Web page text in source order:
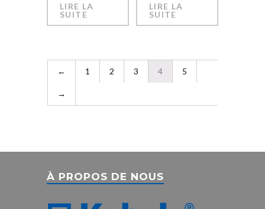
LIRE LA
SUITE
LIRE LA
SUITE
← 1 2 3 4 5
→
À PROPOS DE NOUS